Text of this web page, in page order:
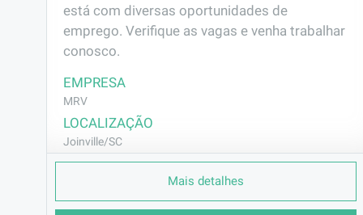
está com diversas oportunidades de
emprego. Verifique as vagas e venha trabalhar
conosco.
EMPRESA
MRV
LOCALIZAÇÃO
Joinville/SC
REMUNERAÇÃO
Mais detalhes